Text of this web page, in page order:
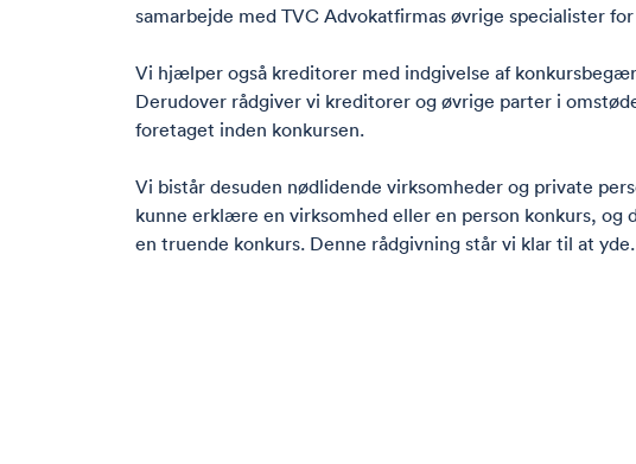
samarbejde med TVC Advokatfirmas øvrige specialister
Vi hjælper også kreditorer med indgivelse af
Derudover rådgiver vi kreditorer og øvrige parter i
foretaget inden konkursen.
Vi bistår desuden nødlidende virksomheder og private
kunne erklære en virksomhed eller en person konkurs, og
en truende konkurs. Denne rådgivning står vi klar til at yde.